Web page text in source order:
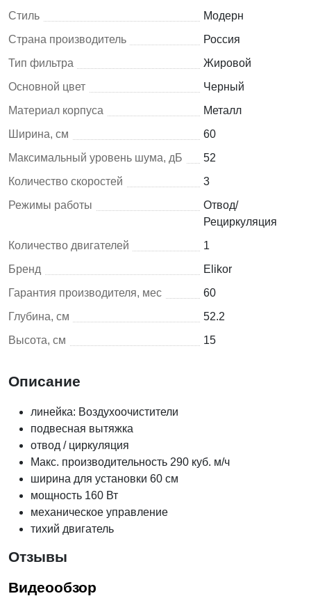
Стиль
Модерн
Страна производитель
Россия
Тип фильтра
Жировой
Основной цвет
Черный
Материал корпуса
Металл
Ширина, см
60
Максимальный уровень шума, дБ
52
Количество скоростей
3
Режимы работы
Отвод/
Рециркуляция
Количество двигателей
1
Бренд
Elikor
Гарантия производителя, мес
60
Глубина, см
52.2
Высота, см
15
Описание
линейка: Воздухоочистители
подвесная вытяжка
отвод / циркуляция
Макс. производительность 290 куб. м/ч
ширина для установки 60 см
мощность 160 Вт
механическое управление
тихий двигатель
Отзывы
Видеообзор